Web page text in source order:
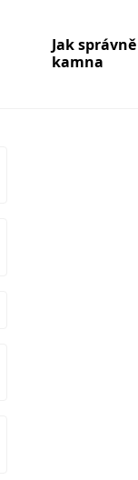
Jak
kamna